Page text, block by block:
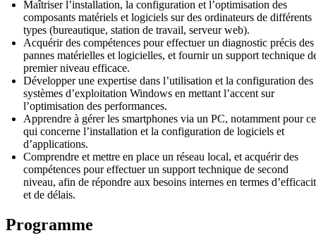
Maîtriser l’installation, la configuration et l’optimisation des
composants matériels et logiciels sur des ordinateurs de différents
types (bureautique, station de travail, serveur web).
Acquérir des compétences pour effectuer un diagnostic précis des
pannes matérielles et logicielles, et fournir un support technique
premier niveau efficace.
Développer une expertise dans l’utilisation et la configuration des
systèmes d’exploitation Windows en mettant l’accent sur
l’optimisation des performances.
Apprendre à gérer les smartphones via un PC, notamment pour ce
qui concerne l’installation et la configuration de logiciels et
d’applications.
Comprendre et mettre en place un réseau local, et acquérir des
compétences pour effectuer un support technique de second
niveau, afin de répondre aux besoins internes en termes
et de délais.
Programme